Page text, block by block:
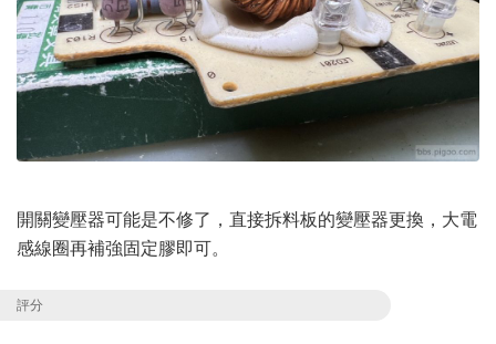
開關變壓器可能是不修了，直接拆料板的變壓器更換，大電
感線圈再補強固定膠即可。
評分